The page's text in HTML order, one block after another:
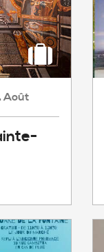
Août